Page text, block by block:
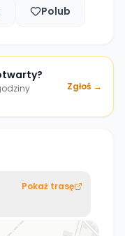
Polub
Zgłoś →
Pokaż trasę